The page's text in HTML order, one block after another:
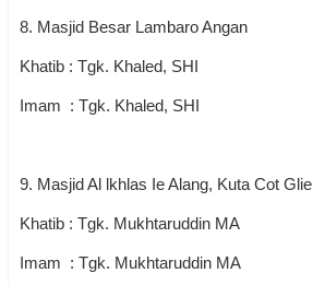
8. Masjid Besar Lambaro Angan
Khatib : Tgk. Khaled, SHI
Imam : Tgk. Khaled, SHI
9. Masjid Al lkhlas Ie Alang, Kuta Cot Glie
Khatib : Tgk. Mukhtaruddin MA
Imam : Tgk. Mukhtaruddin MA